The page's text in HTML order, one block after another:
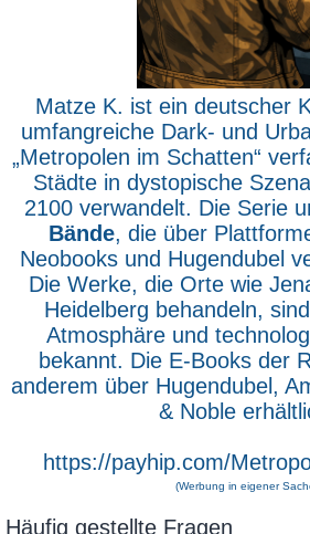
Matze K. ist ein deutscher
umfangreiche Dark- und
„Metropolen im Schatten“
Städte in dystopische
2100 verwandelt. Die Serie
Bände, die über
Neobooks und Hugendubel
Die Werke, die Orte wie
Heidelberg behandeln,
Atmosphäre und
bekannt. Die E-Books der
anderem über Hugendubel,
& Noble
https://payhip.com/
(Werbung in eigener
Häufig gestellte Fragen